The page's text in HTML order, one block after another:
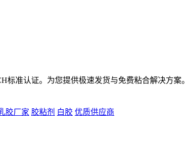
标准认证。为您提供极速发货与免费粘合解决方案。
胶厂家 胶粘剂 白胶 优质供应商